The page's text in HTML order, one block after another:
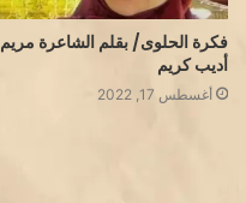
فكرة الحلوى/ بقلم الشاعرة مريم
أديب كريم
أغسطس 17, 2022